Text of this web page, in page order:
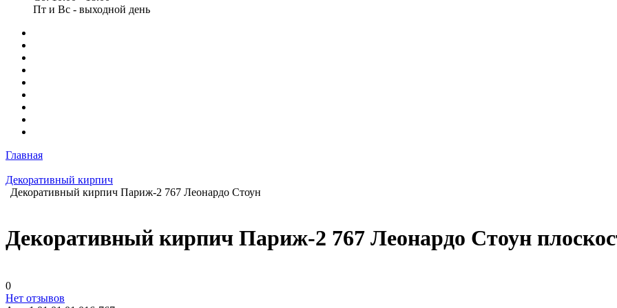
Пт и Вс - выходной день
Главная
Декоративный кирпич
Декоративный кирпич Париж-2 767 Леонардо Стоун
Декоративный кирпич Париж-2 767 Леонардо Стоун
0
Нет отзывов